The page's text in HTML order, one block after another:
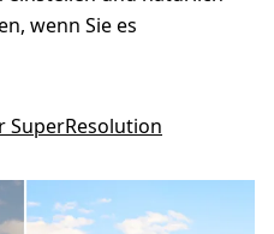
wenn Sie es